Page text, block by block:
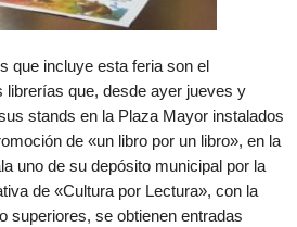
que incluye esta feria son el
librerías que, desde ayer jueves y
stands en la Plaza Mayor instalados
de «un libro por un libro», en la
uno de su depósito municipal por la
de «Cultura por Lectura», con la
superiores, se obtienen entradas